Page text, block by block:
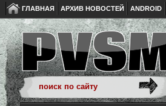
ГЛАВНАЯ АРХИВ НОВОСТЕЙ ANDROID